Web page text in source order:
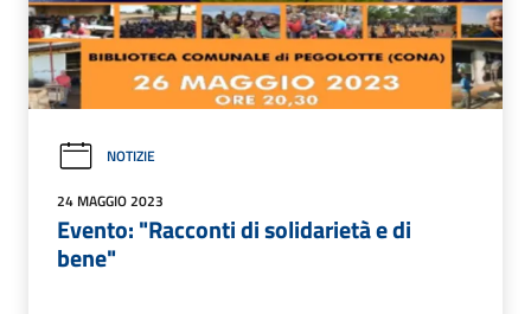
NOTIZIE
24 MAGGIO 2023
Evento: "Racconti di solidarietà e di
bene"